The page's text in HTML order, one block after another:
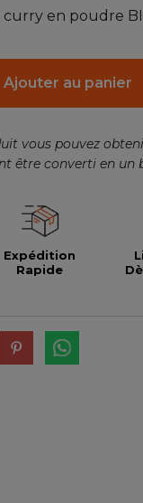
curry en poudre
Ajouter au panier
vous pouvez
être converti en un
Expédition
Rapide